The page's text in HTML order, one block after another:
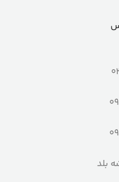
بلد